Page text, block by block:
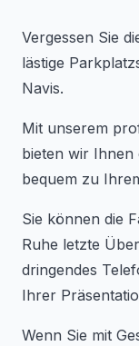
Vergessen Sie
lästige
Navis.
Mit unserem
bieten wir Ihnen
bequem zu
Sie können die
Ruhe letzte
dringendes
Ihrer
Wenn Sie mit